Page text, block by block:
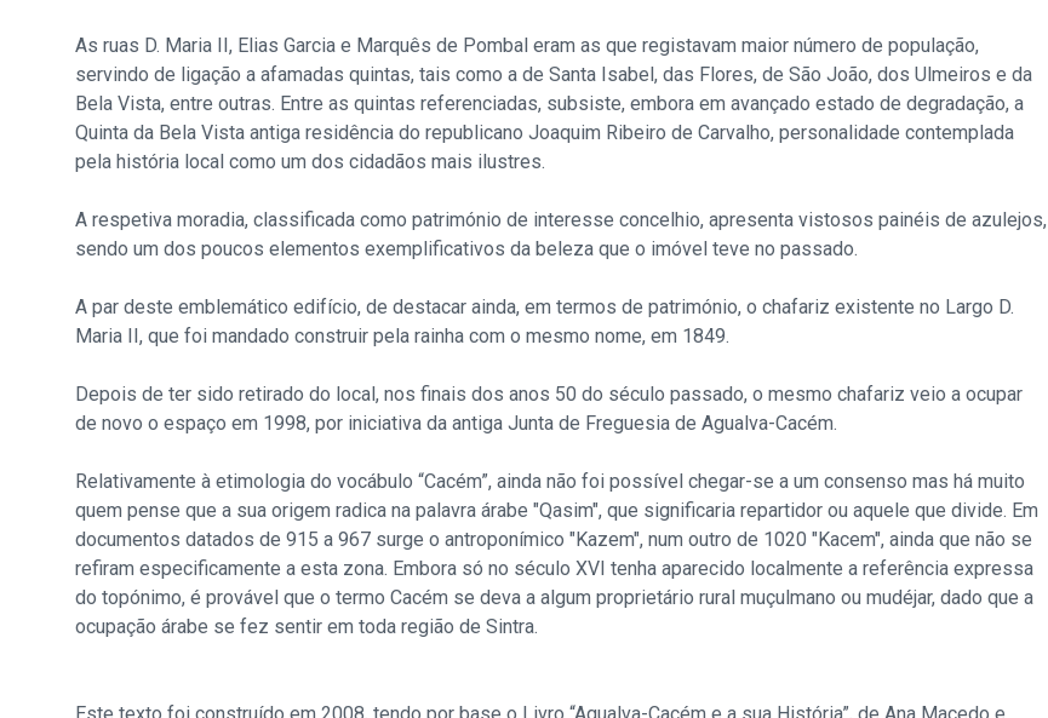
As ruas D. Maria II, Elias Garcia e Marquês de Pombal eram as que registavam maior número de população,
servindo de ligação a afamadas quintas, tais como a de Santa Isabel, das Flores, de São João, dos Ulmeiros e da
Bela Vista, entre outras. Entre as quintas referenciadas, subsiste, embora em avançado estado de degradação, a
Quinta da Bela Vista antiga residência do republicano Joaquim Ribeiro de Carvalho, personalidade contemplada
pela história local como um dos cidadãos mais ilustres.
A respetiva moradia, classificada como património de interesse concelhio, apresenta vistosos painéis de azulejos,
sendo um dos poucos elementos exemplificativos da beleza que o imóvel teve no passado.
A par deste emblemático edifício, de destacar ainda, em termos de património, o chafariz existente no Largo D.
Maria II, que foi mandado construir pela rainha com o mesmo nome, em 1849.
Depois de ter sido retirado do local, nos finais dos anos 50 do século passado, o mesmo chafariz veio a ocupar
de novo o espaço em 1998, por iniciativa da antiga Junta de Freguesia de Agualva-Cacém.
Relativamente à etimologia do vocábulo “Cacém”, ainda não foi possível chegar-se a um consenso mas há muito
quem pense que a sua origem radica na palavra árabe "Qasim", que significaria repartidor ou aquele que divide. Em
documentos datados de 915 a 967 surge o antroponímico "Kazem", num outro de 1020 "Kacem", ainda que não se
refiram especificamente a esta zona. Embora só no século XVI tenha aparecido localmente a referência expressa
do topónimo, é provável que o termo Cacém se deva a algum proprietário rural muçulmano ou mudéjar, dado que a
ocupação árabe se fez sentir em toda região de Sintra.